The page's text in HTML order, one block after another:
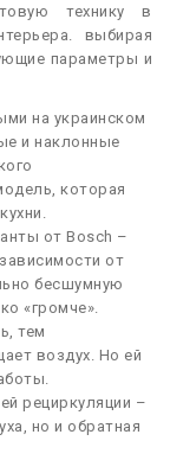
технику в
выбирая
параметры и
на украинском
и наклонные
которая
от Bosch –
от
бесшумную
«громче».
тем
воздух. Но ей
рециркуляции –
но и обратная